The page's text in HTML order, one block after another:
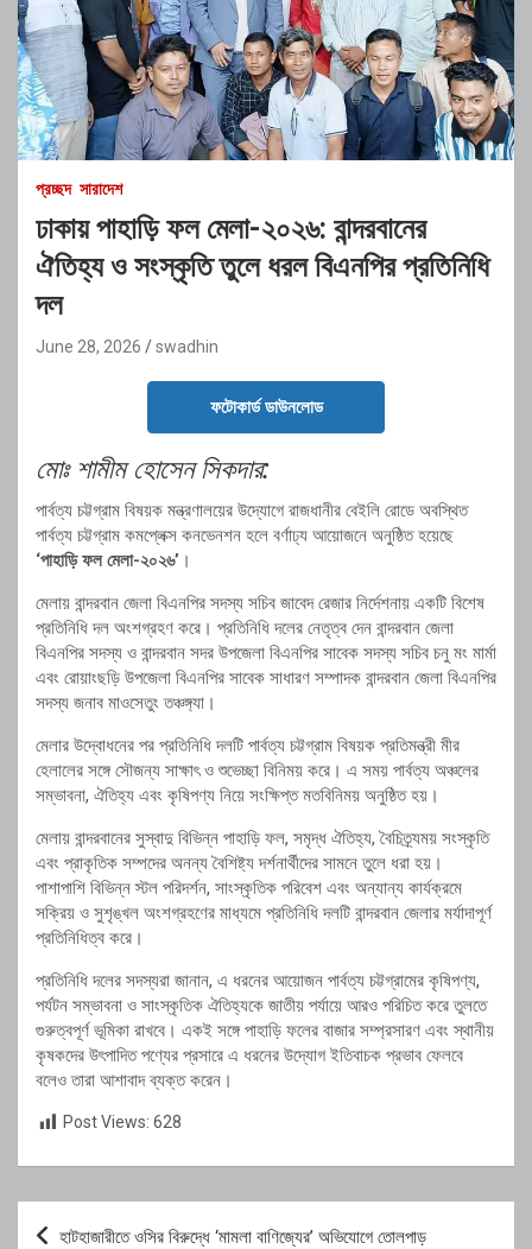
প্রচ্ছদ সারাদেশ
ঢাকায় পাহাড়ি ফল মেলা-২০২৬: বান্দরবানের
ঐতিহ্য ও সংস্কৃতি তুলে ধরল বিএনপির প্রতিনিধি
দল
June 28, 2026 swadhin
ফটোকার্ড ডাউনলোড
মোঃ শামীম হোসেন সিকদার:
পার্বত্য চট্টগ্রাম বিষয়ক মন্ত্রণালয়ের উদ্যোগে রাজধানীর বেইলি রোডে অবস্থিত
পার্বত্য চট্টগ্রাম কমপ্লেক্স কনভেনশন হলে বর্ণাঢ্য আয়োজনে অনুষ্ঠিত হয়েছে
‘পাহাড়ি ফল মেলা-২০২৬’ ।
মেলায় বান্দরবান জেলা বিএনপির সদস্য সচিব জাবেদ রেজার নির্দেশনায় একটি বিশেষ
প্রতিনিধি দল অংশগ্রহণ করে। প্রতিনিধি দলের নেতৃত্ব দেন বান্দরবান জেলা
বিএনপির সদস্য ও বান্দরবান সদর উপজেলা বিএনপির সাবেক সদস্য সচিব চনু মং মার্মা
এবং রোয়াংছড়ি উপজেলা বিএনপির সাবেক সাধারণ সম্পাদক বান্দরবান জেলা বিএনপির
সদস্য জনাব মাওসেতুং তঞ্চঙ্গ্যা।
মেলার উদ্বোধনের পর প্রতিনিধি দলটি পার্বত্য চট্টগ্রাম বিষয়ক প্রতিমন্ত্রী মীর
হেলালের সঙ্গে সৌজন্য সাক্ষাৎ ও শুভেচ্ছা বিনিময় করে। এ সময় পার্বত্য অঞ্চলের
সম্ভাবনা, ঐতিহ্য এবং কৃষিপণ্য নিয়ে সংক্ষিপ্ত মতবিনিময় অনুষ্ঠিত হয়।
মেলায় বান্দরবানের সুস্বাদু বিভিন্ন পাহাড়ি ফল, সমৃদ্ধ ঐতিহ্য, বৈচিত্র্যময় সংস্কৃতি
এবং প্রাকৃতিক সম্পদের অনন্য বৈশিষ্ট্য দর্শনার্থীদের সামনে তুলে ধরা হয়।
পাশাপাশি বিভিন্ন স্টল পরিদর্শন, সাংস্কৃতিক পরিবেশ এবং অন্যান্য কার্যক্রমে
সক্রিয় ও সুশৃঙ্খল অংশগ্রহণের মাধ্যমে প্রতিনিধি দলটি বান্দরবান জেলার মর্যাদাপূর্ণ
প্রতিনিধিত্ব করে।
প্রতিনিধি দলের সদস্যরা জানান, এ ধরনের আয়োজন পার্বত্য চট্টগ্রামের কৃষিপণ্য,
পর্যটন সম্ভাবনা ও সাংস্কৃতিক ঐতিহ্যকে জাতীয় পর্যায়ে আরও পরিচিত করে তুলতে
গুরুত্বপূর্ণ ভূমিকা রাখবে। একই সঙ্গে পাহাড়ি ফলের বাজার সম্প্রসারণ এবং স্থানীয়
কৃষকদের উৎপাদিত পণ্যের প্রসারে এ ধরনের উদ্যোগ ইতিবাচক প্রভাব ফেলবে
বলেও তারা আশাবাদ ব্যক্ত করেন।
Post Views: 628
Post
হাটহাজারীতে ওসির বিরুদ্ধে ‘মামলা বাণিজ্যের’ অভিযোগে তোলপাড়